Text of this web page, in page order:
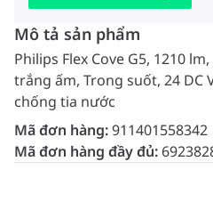
Mô tả sản phẩm
Philips Flex Cove G5, 1210
trắng ấm, Trong suốt, 24 DC
chống tia nước
Mã đơn hàng:911401558342
Mã đơn hàng đầy đủ: